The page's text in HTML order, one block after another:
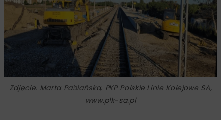
Zdjęcie: Marta Pabiańska, PKP Polskie Linie Kolejowe SA,
www.plk-sa.pl